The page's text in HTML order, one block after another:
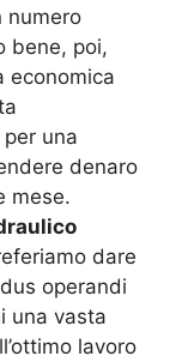
numero
bene, poi,
economica
una
denaro
mese.
dare
operandi
una vasta
lavoro